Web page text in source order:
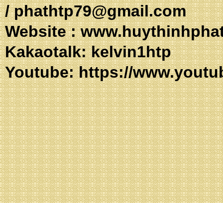
/phathtp79@gmail.com
Website :
Kakaotalk:
Youtube:https://